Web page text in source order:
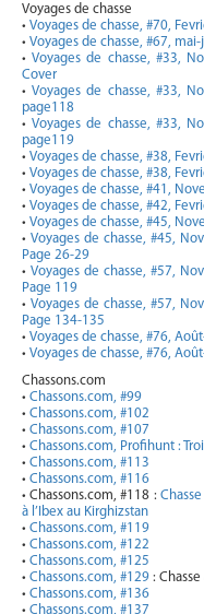
Voyages de chasse
• Voyages de chasse, #70,
• Voyages de chasse, #67,
•Voyages de chasse, #33,
Cover
•Voyages de chasse, #33,
page118
•Voyages de chasse, #33,
page119
• Voyages de chasse, #38,
• Voyages de chasse, #38,
• Voyages de chasse, #41,
• Voyages de chasse, #42,
• Voyages de chasse, #45,
• Voyages de chasse, #45,
Page 26-29
• Voyages de chasse, #57,
Page 119
• Voyages de chasse, #57,
Page 134-135
• Voyages de chasse, #76,
• Voyages de chasse, #76,
Chassons.com
• Chassons.com, #99
• Chassons.com, #102
• Chassons.com, #107
• Chassons.com, Profihunt :
• Chassons.com, #113
• Chassons.com, #116
• Chassons.com, #118 :
à l’Ibex au Kirghizstan
• Chassons.com, #119
• Chassons.com, #122
• Chassons.com, #125
• Chassons.com, #129 :
• Chassons.com, #136
• Chassons.com, #137